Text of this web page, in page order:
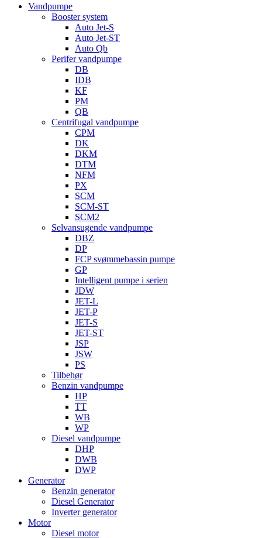
Vandpumpe
Booster system
Auto Jet-S
Auto Jet-ST
Auto Qb
Perifer vandpumpe
DB
IDB
KF
PM
QB
Centrifugal vandpumpe
CPM
DK
DKM
DTM
NFM
PX
SCM
SCM-ST
SCM2
Selvansugende vandpumpe
DBZ
DP
FCP svømmebassin pumpe
GP
Intelligent pumpe i serien
JDW
JET-L
JET-P
JET-S
JET-ST
JSP
JSW
PS
Tilbehør
Benzin vandpumpe
HP
TT
WB
WP
Diesel vandpumpe
DHP
DWB
DWP
Generator
Benzin generator
Diesel Generator
Inverter generator
Motor
Diesel motor